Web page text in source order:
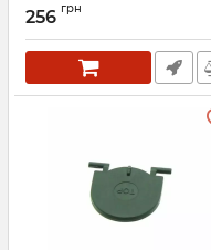
Артикул:
256 грн